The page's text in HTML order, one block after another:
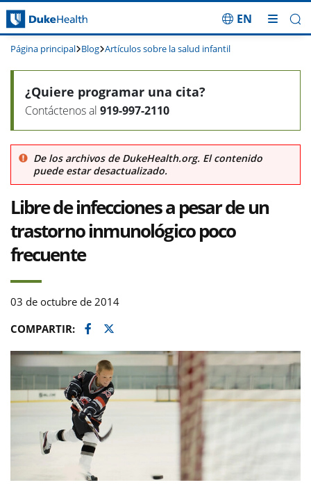
Saltar navegación
EN
Página principal Blog Artículos sobre la salud infantil
De los archivos de DukeHealth.org. El contenido
puede estar desactualizado.
Libre de infecciones a pesar de un
trastorno inmunológico poco
frecuente
03 de octubre de 2014
COMPARTIR:
Facebook
Twitter
¿Quiere programar una cita?
Contáctenos al 919-997-2110